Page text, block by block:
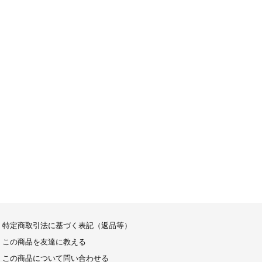
特定商取引法に基づく表記（返品等）
この商品を友達に教える
この商品について問い合わせる